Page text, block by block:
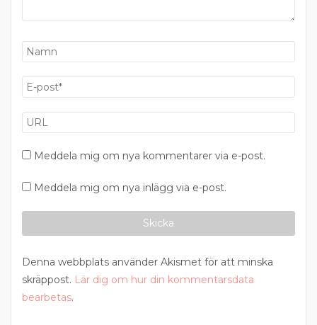
Meddela mig om nya kommentarer via e-post.
Meddela mig om nya inlägg via e-post.
Denna webbplats använder Akismet för att minska
skräppost. Lär dig om hur din kommentarsdata
bearbetas.